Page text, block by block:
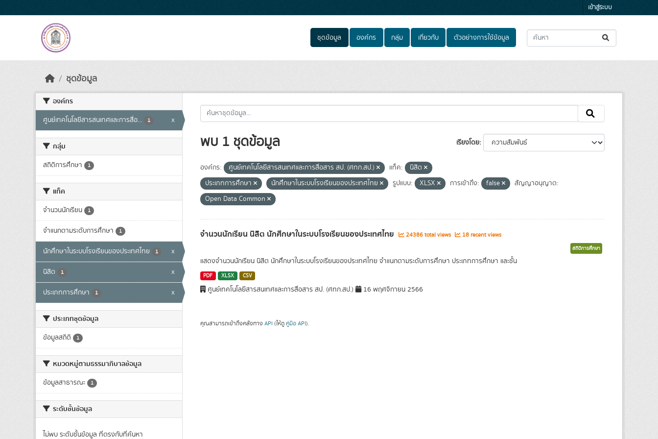
เข้าสู่ระบบ
ชุดข้อมูล องค์กร กลุ่ม เกี่ยวกับ ตัวอย่างการใช้ข้อมูล
ชุดข้อมูล
องค์กร
ศูนย์เทคโนโลยีสารสนเทศและการสื่อ... 1 x
กลุ่ม
สถิติการศึกษา 1
แท็ค
จำนวนนักเรียน 1
จำแนกตามระดับการศึกษา 1
นักศึกษาในระบบโรงเรียนของประเทศไทย 1 x
นิสิต 1 x
ประเภทการศึกษา 1 x
ประเภทชุดข้อมูล
ข้อมูลสถิติ 1
หมวดหมู่ตามธรรมาภิบาลข้อมูล
ข้อมูลสาธารณะ 1
ระดับชั้นข้อมูล
ไม่พบ ระดับชั้นข้อมูล ที่ตรงกับที่ค้นหา
เรียงโดย
พบ 1 ชุดข้อมูล
องค์กร: ศูนย์เทคโนโลยีสารสนเทศและการสื่อสาร สป. (ศทก.สป.) แท็ค:
นิสิต
ประเภทการศึกษา
นักศึกษาในระบบโรงเรียนของประเทศไทย รูปแบบ: XLSX การเข้าถึง: false
สัญญาอนุญาต:
Open Data Common
จำนวนนักเรียน นิสิต นักศึกษาในระบบโรงเรียนของประเทศไทย 24386 total views 18 recent views
สถิติการศึกษา
แสดงจำนวนนักเรียน นิสิต นักศึกษาในระบบโรงเรียนของประเทศไทย จำแนกตามระดับการศึกษา ประเภทการศึกษา และชั้น
PDF XLSX CSV
ศูนย์เทคโนโลยีสารสนเทศและการสื่อสาร สป. (ศทก.สป.) 16 พฤศจิกายน 2566
คุณสามารถเข้าถึงคลังทาง API (ให้ดู คู่มือ API).